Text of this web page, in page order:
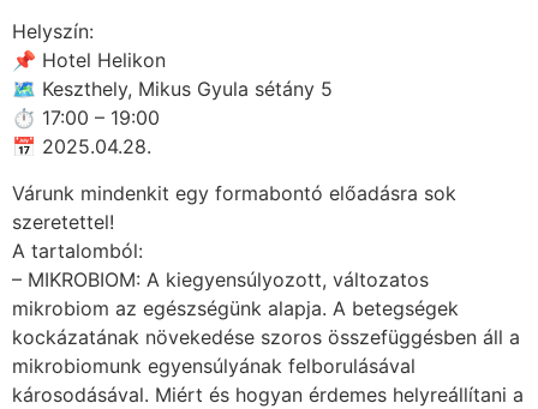
Helyszín:
📌 Hotel Helikon
🗺 Keszthely, Mikus Gyula sétány 5
⏱ 17:00 – 19:00
📅 2025.04.28.
Várunk mindenkit egy formabontó előadásra sok
szeretettel!
A tartalomból:
– MIKROBIOM: A kiegyensúlyozott, változatos
mikrobiom az egészségünk alapja. A betegségek
kockázatának növekedése szoros összefüggésben áll a
mikrobiomunk egyensúlyának felborulásával
károsodásával. Miért és hogyan érdemes helyreállítani a